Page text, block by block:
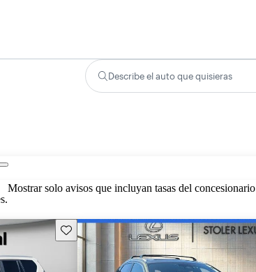
Describe el auto que quisieras
Mostrar solo avisos que incluyan tasas del concesionario
Guarda este Aviso